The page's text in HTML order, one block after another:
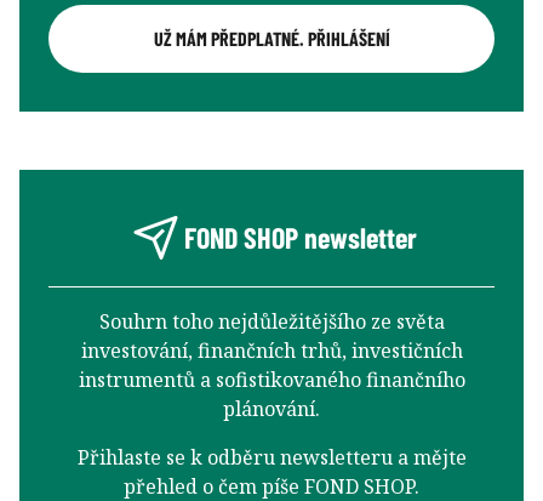
UŽ MÁM PŘEDPLATNÉ. PŘIHLÁŠENÍ
FOND SHOP newsletter
Souhrn toho nejdůležitějšího ze světa
investování, finančních trhů, investičních
instrumentů a sofistikovaného finančního
plánování.
Přihlaste se k odběru newsletteru a mějte
přehled o čem píše FOND SHOP.